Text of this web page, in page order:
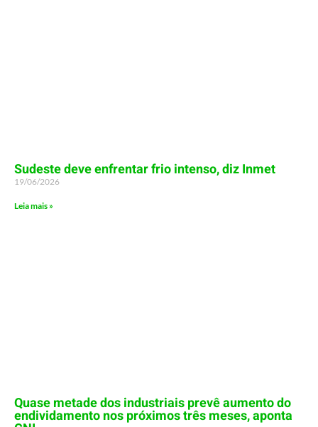
Sudeste deve enfrentar frio intenso, diz Inmet
19/06/2026
Leia mais »
Quase metade dos industriais prevê aumento do
endividamento nos próximos três meses, aponta